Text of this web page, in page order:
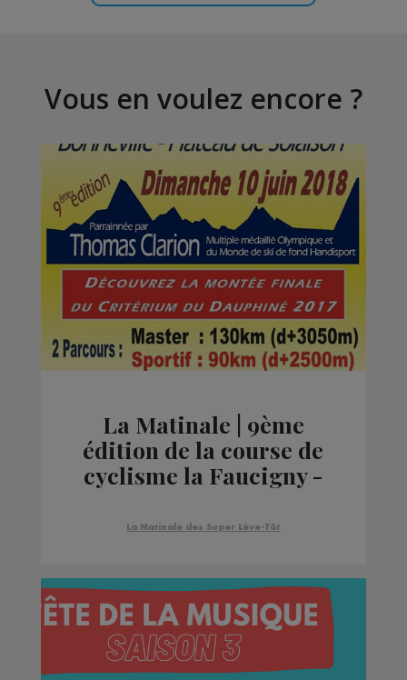
Vous en voulez encore ?
La Matinale | 9ème
édition de la course de
cyclisme la Faucigny -
La Matinale des Super Lève-Tôt